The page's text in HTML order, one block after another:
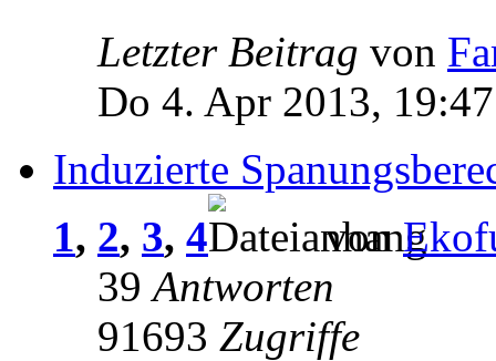
Letzter Beitrag von
Do 4. Apr 2013, 19:47
Induzierte
1, 2, 3, 4 von
39Antworten
91693 Zugriffe